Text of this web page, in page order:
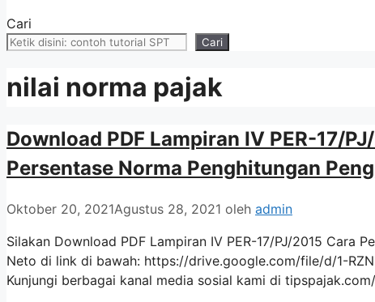
Cari
Cari
nilai norma pajak
Download PDF Lampiran IV PER-17/
Persentase Norma Penghitungan
Oktober 20, 2021Agustus 28, 2021 oleh admin
Silakan Download PDF Lampiran IV PER-17/PJ/2015 Cara
Neto di link di bawah: https://drive.google.com/file/d/1-
Kunjungi berbagai kanal media sosial kami di